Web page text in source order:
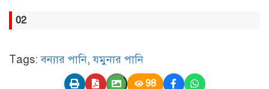
02
Tags:বন্যার পানি,যমুনার পানি
98